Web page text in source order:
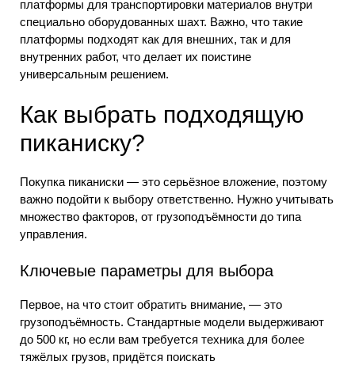
платформы для транспортировки материалов внутри
специально оборудованных шахт. Важно, что такие
платформы подходят как для внешних, так и для
внутренних работ, что делает их поистине
универсальным решением.
Как выбрать подходящую
пиканиску?
Покупка пиканиски — это серьёзное вложение, поэтому
важно подойти к выбору ответственно. Нужно учитывать
множество факторов, от грузоподъёмности до типа
управления.
Ключевые параметры для выбора
Первое, на что стоит обратить внимание, — это
грузоподъёмность. Стандартные модели выдерживают
до 500 кг, но если вам требуется техника для более
тяжёлых грузов, придётся поискать